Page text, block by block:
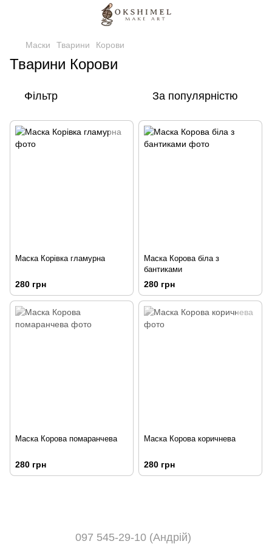
Маски Тварини Корови
Тварини Корови
Фільтр За популярністю
Маска Корівка гламурна
280 грн
Маска Корова біла з
бантиками
280 грн
Маска Корова помаранчева
280 грн
Маска Корова коричнева
280 грн
097 545-29-10 (Андрій)